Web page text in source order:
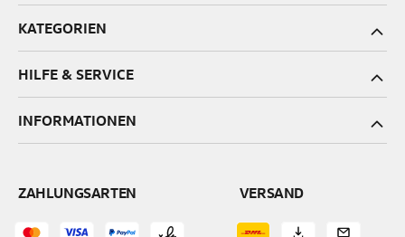
KATEGORIEN
HILFE & SERVICE
INFORMATIONEN
VERSAND
ZAHLUNGSARTEN